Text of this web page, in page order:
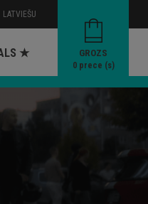
LATVIEŠU
GROZS
0prece (s)
★